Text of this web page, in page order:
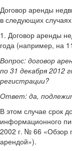
Договор аренды
в следующих
1. Договор аренды
года (например, на
Вопрос: договор
по 31 декабря 2012
регистрации?
Ответ: да,
В этом случае срок
информационного
2002 г. № 66 «Обзор
арендой»).